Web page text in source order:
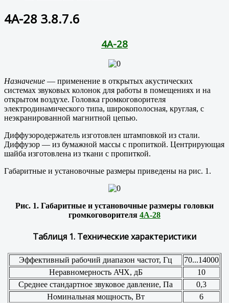
4А-28 3.8.7.6
4А-28
Назначение — применение в открытых акустических
системах звуковых колонок для работы в помещениях и на
открытом воздухе. Головка громкоговорителя
электродинамического типа, широкополосная, круглая, с
неэкранированной магнитной цепью.
Диффузородержатель изготовлен штамповкой из стали.
Диффузор — из бумажной массы с пропиткой. Центрирующая
шайба изготовлена из ткани с пропиткой.
Габаритные и установочные размеры приведены на рис. 1.
Рис. 1. Габаритные и установочные размеры головки
громкоговорителя 4А-28
Таблиця 1. Технические характеристики
Эффективный рабочий диапазон частот, Гц
70...14000
Неравномерность АЧХ, дБ
10
Среднее стандартное звуковое давление, Па
0,3
Номинальная мощность, Вт
6